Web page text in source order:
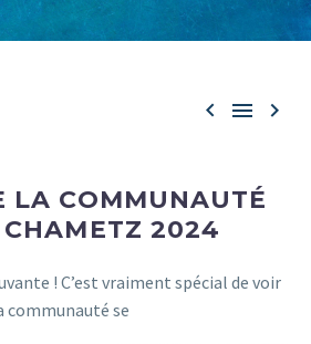
  
LA COMMUNAUTÉ
2024
! C’est vraiment spécial de voir
communauté se